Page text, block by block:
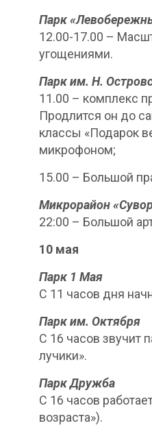
Парк
12.00-17.00 –
угощениями.
Парк им. Н.
11.00 – комплекс
Продлится он до
классы «Подарок
микрофоном;
15.00 – Большой
Микрорайон
22:00 – Большой
10 мая
Парк 1 Мая
С 11 часов дня
Парк им. Октября
С 16 часов звучит
лучики».
Парк Дружба
С 16 часов
возраста»).